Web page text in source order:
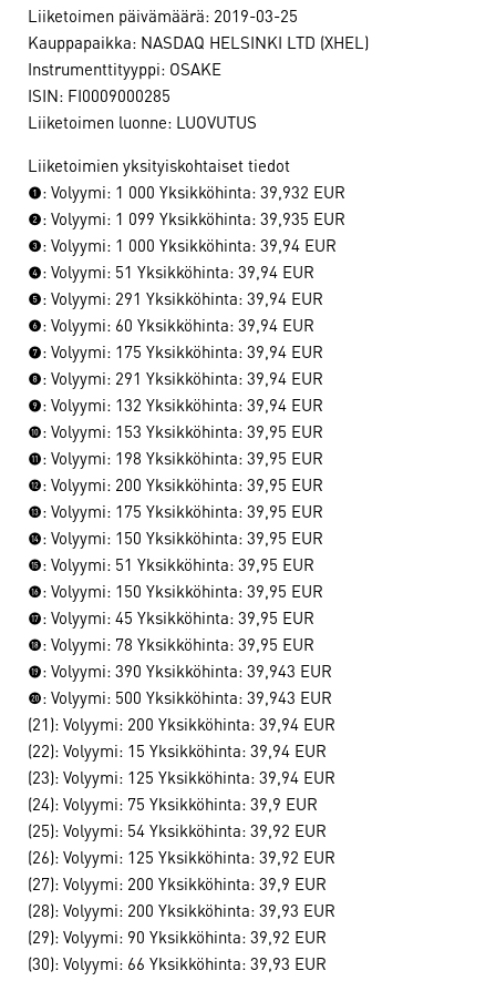
Liiketoimen päivämäärä: 2019-03-25
Kauppapaikka: NASDAQ HELSINKI LTD (XHEL)
Instrumenttityyppi: OSAKE
ISIN: FI0009000285
Liiketoimen luonne: LUOVUTUS
Liiketoimien yksityiskohtaiset tiedot
(1): Volyymi: 1 000 Yksikköhinta: 39,932 EUR
(2): Volyymi: 1 099 Yksikköhinta: 39,935 EUR
(3): Volyymi: 1 000 Yksikköhinta: 39,94 EUR
(4): Volyymi: 51 Yksikköhinta: 39,94 EUR
(5): Volyymi: 291 Yksikköhinta: 39,94 EUR
(6): Volyymi: 60 Yksikköhinta: 39,94 EUR
(7): Volyymi: 175 Yksikköhinta: 39,94 EUR
(8): Volyymi: 291 Yksikköhinta: 39,94 EUR
(9): Volyymi: 132 Yksikköhinta: 39,94 EUR
(10): Volyymi: 153 Yksikköhinta: 39,95 EUR
(11): Volyymi: 198 Yksikköhinta: 39,95 EUR
(12): Volyymi: 200 Yksikköhinta: 39,95 EUR
(13): Volyymi: 175 Yksikköhinta: 39,95 EUR
(14): Volyymi: 150 Yksikköhinta: 39,95 EUR
(15): Volyymi: 51 Yksikköhinta: 39,95 EUR
(16): Volyymi: 150 Yksikköhinta: 39,95 EUR
(17): Volyymi: 45 Yksikköhinta: 39,95 EUR
(18): Volyymi: 78 Yksikköhinta: 39,95 EUR
(19): Volyymi: 390 Yksikköhinta: 39,943 EUR
(20): Volyymi: 500 Yksikköhinta: 39,943 EUR
(21): Volyymi: 200 Yksikköhinta: 39,94 EUR
(22): Volyymi: 15 Yksikköhinta: 39,94 EUR
(23): Volyymi: 125 Yksikköhinta: 39,94 EUR
(24): Volyymi: 75 Yksikköhinta: 39,9 EUR
(25): Volyymi: 54 Yksikköhinta: 39,92 EUR
(26): Volyymi: 125 Yksikköhinta: 39,92 EUR
(27): Volyymi: 200 Yksikköhinta: 39,9 EUR
(28): Volyymi: 200 Yksikköhinta: 39,93 EUR
(29): Volyymi: 90 Yksikköhinta: 39,92 EUR
(30): Volyymi: 66 Yksikköhinta: 39,93 EUR